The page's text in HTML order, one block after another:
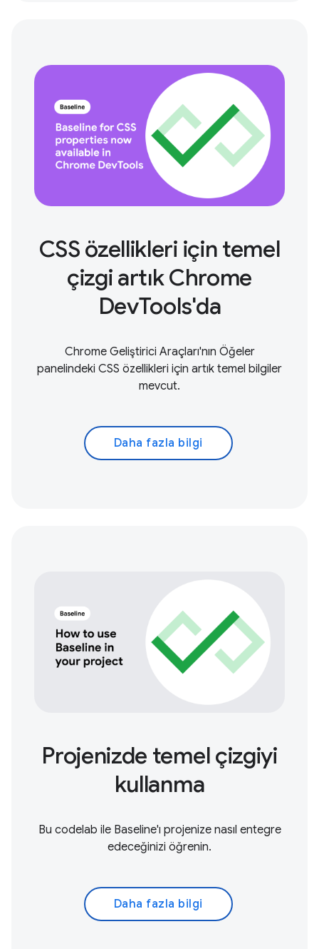
CSS özellikleri için temel
çizgi artık Chrome
DevTools'da
Chrome Geliştirici Araçları'nın Öğeler
panelindeki CSS özellikleri için artık temel bilgiler
mevcut.
Daha fazla bilgi
Projenizde temel çizgiyi
kullanma
Bu codelab ile Baseline'ı projenize nasıl entegre
edeceğinizi öğrenin.
Daha fazla bilgi